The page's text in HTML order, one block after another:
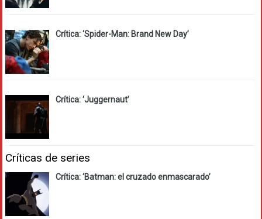
Crítica: ‘Spider-Man: Brand New Day’
Crítica: ‘Juggernaut’
Críticas de series
Crítica: ‘Batman: el cruzado enmascarado’